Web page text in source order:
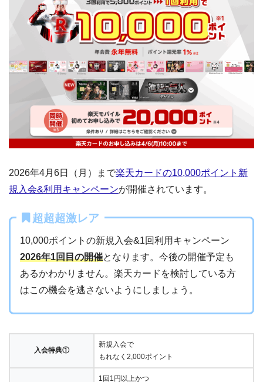
2026年4月6日（月）まで楽天カードの10,000ポイント新
規入会&利用キャンペーンが開催されています。
超超超激レア
10,000ポイントの新規入会&1回利用キャンペーン
2026年1回目の開催となります。今後の開催予定も
あるかわかりません。楽天カードを検討している方
はこの機会を逃さないようにしましょう。
入会特典①
新規入会で
もれなく2,000ポイント
1回1円以上かつ